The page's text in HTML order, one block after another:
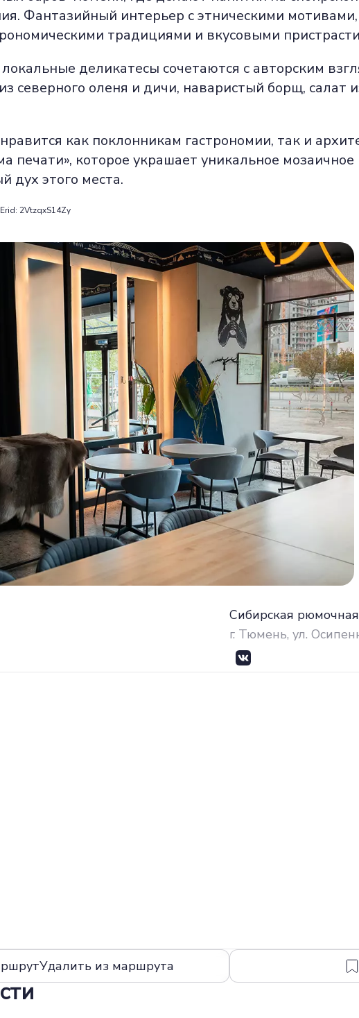
Фантазийный интерьер с этническими
традициями и вкусовыми
деликатесы сочетаются с авторским
северного оленя и дичи, наваристый борщ,
как поклонникам гастрономии, так и
печати», которое украшает уникальное
дух этого места.
2VtzqxS14Zy
Сибирская
г. Тюмень, ул.
Удалить из маршрута